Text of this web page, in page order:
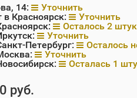
14:
Уточнить
в Красноярск:
Уточнить
Осталось 2
Уточнить
Петербург:
Осталось
Уточнить
Осталась 1
руб.